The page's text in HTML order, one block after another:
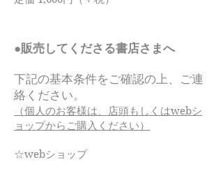
●販売してくださる書店さまへ
下記の基本条件をご確認の上、ご連
絡ください。
（個人のお客様は、店頭もしくはwebシ
ョップからご購入ください）
☆webショップ